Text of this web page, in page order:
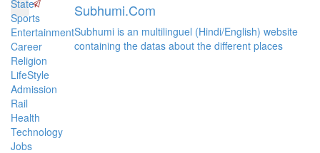
State
Sports
Entertainment
Career
Religion
LifeStyle
Admission
Rail
Health
Technology
Jobs
Subhumi.Com
Subhumi is an multilinguel (Hindi/English) website
containing the datas about the different places